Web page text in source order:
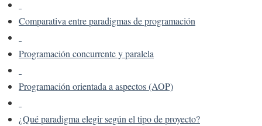
Comparativa entre paradigmas de programación
Programación concurrente y paralela
Programación orientada a aspectos (AOP)
¿Qué paradigma elegir según el tipo de proyecto?